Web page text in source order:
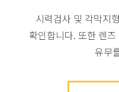
시력검사 및 각막지
확인합니다. 또한 렌
유무